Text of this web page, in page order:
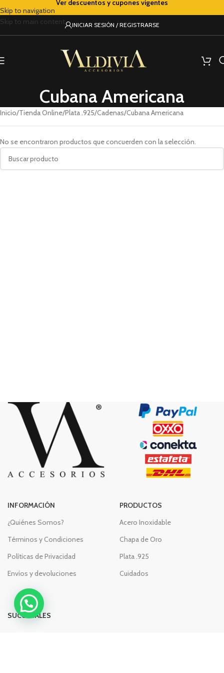
Skip to navigation
Skip to main content
Ver descuentos y cupones vigentes
INICIAR SESIÓN / REGISTRARSE
Cubana Americana
Inicio Tienda Online Plata .925 Cadenas Cubana Americana
No se encontraron productos que concuerden con la selección.
INFORMACIÓN
¿Quiénes Somos?
Términos y Condiciones
Políticas de Privacidad
Envíos y devoluciones
PRODUCTOS
Acero Inoxidable
Chapa de Oro
Plata .925
Cuidados
SUCURSALES